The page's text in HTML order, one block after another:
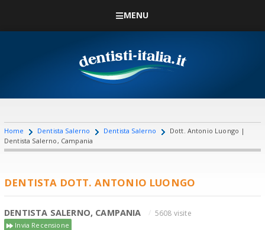
MENU
Home Dentista Salerno Dentista Salerno
Dott. Antonio Luongo |
Dentista Salerno, Campania
DENTISTA DOTT. ANTONIO LUONGO
DENTISTA SALERNO, CAMPANIA 5608 visite
Invia Recensione